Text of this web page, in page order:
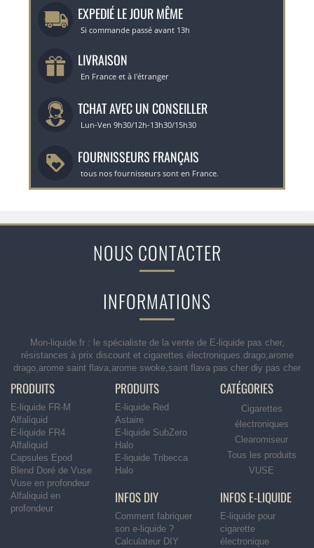
EXPEDIÉ LE JOUR MÊME
Si commande passé avant 13h
LIVRAISON
En France et à l'étranger
TCHAT AVEC UN CONSEILLER
Lun-Ven 9h30/12h-13h30/15h30
FOURNISSEURS FRANÇAIS
tous nos fournisseurs sont en France.
NOUS CONTACTER
INFORMATIONS
Mon-liquide.fr : le spécialiste de la vente de E-liquide pas cher,
résistances à prix discount et cigarettes électroniques.drago,arome
drago,arome saint flava,arome swoke,saint flava pas cher diy pas cher
PRODUITS
E-liquide FR-M
Alfaliquid
E-liquide FR4
Alfaliquid
Capsules Epod
Blend Doré de Vuse
Vuse en profondeur
Alfaliquid en
profondeur
PRODUITS
E-liquide Red
Astaire
E-liquide SubZero
Halo
E-liquide Tribecca
Halo
CATÉGORIES
Cigarettes
électroniques
Clearomiseur
Tous les produits
VUSE
INFOS DIY
Comment fabriquer
son e-liquide ?
Calculateur DIY
INFOS E-LIQUIDE
E-liquide pour
cigarette
électronique